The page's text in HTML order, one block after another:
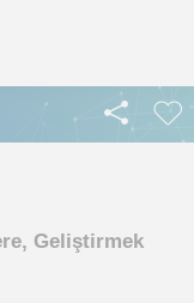
Geliştirmek